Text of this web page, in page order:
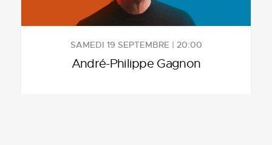
SAMEDI 19 SEPTEMBRE | 20:00
André-Philippe Gagnon